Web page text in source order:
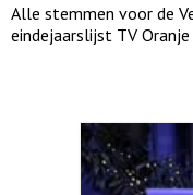
Alle stemmen voor de
eindejaarslijst TV